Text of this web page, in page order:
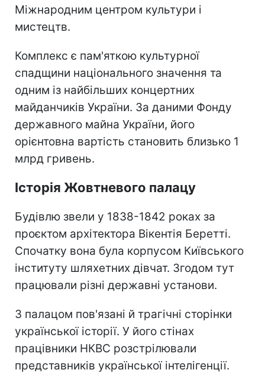
Міжнародним центром культури і
мистецтв.
Комплекс є пам'яткою культурної
спадщини національного значення та
одним із найбільших концертних
майданчиків України. За даними Фонду
державного майна України, його
орієнтовна вартість становить близько 1
млрд гривень.
Історія Жовтневого палацу
Будівлю звели у 1838-1842 роках за
проєктом архітектора Вікентія Беретті.
Спочатку вона була корпусом Київського
інституту шляхетних дівчат. Згодом тут
працювали різні державні установи.
З палацом пов'язані й трагічні сторінки
української історії. У його стінах
працівники НКВС розстрілювали
представників української інтелігенції.